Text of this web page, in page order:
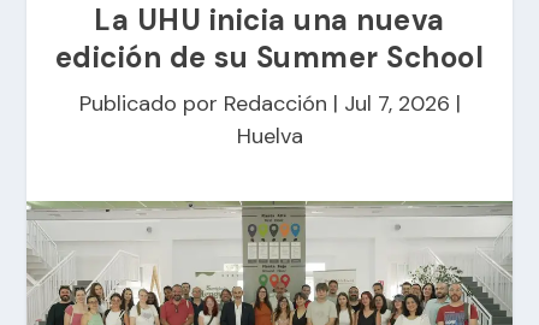
La UHU inicia una nueva
edición de su Summer School
Publicado por Redacción | Jul 7, 2026 |
Huelva